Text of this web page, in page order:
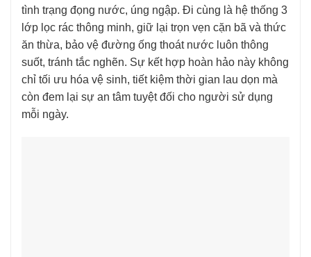
tình trạng đọng nước, úng ngập. Đi cùng là hệ thống 3
lớp lọc rác thông minh, giữ lại trọn vẹn cặn bã và thức
ăn thừa, bảo vệ đường ống thoát nước luôn thông
suốt, tránh tắc nghẽn. Sự kết hợp hoàn hảo này không
chỉ tối ưu hóa vệ sinh, tiết kiệm thời gian lau dọn mà
còn đem lại sự an tâm tuyệt đối cho người sử dụng
mỗi ngày.